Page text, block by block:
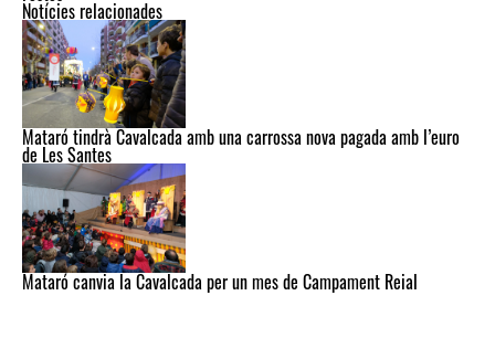
Notícies relacionades
Mataró tindrà Cavalcada amb una carrossa nova pagada amb l’euro
de Les Santes
Mataró canvia la Cavalcada per un mes de Campament Reial